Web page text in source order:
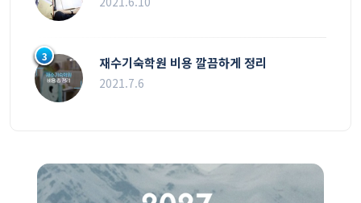
3 재수기숙학원 비용 깔끔하게 정리
2021.7.6